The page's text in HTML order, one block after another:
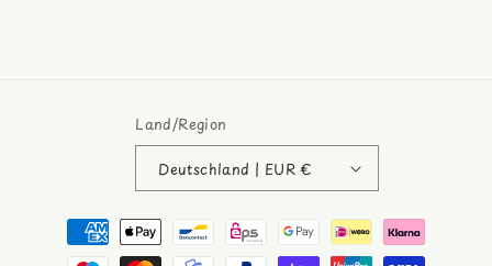
Land/Region
Deutschland | EUR €
Zahlungsmethoden